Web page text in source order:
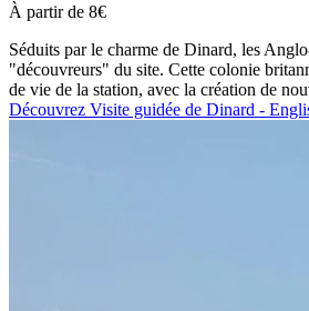
À partir de 8€
Séduits par le charme de Dinard, les
"découvreurs" du site. Cette colonie
de vie de la station, avec la création de
Découvrez Visite guidée de Dinard -